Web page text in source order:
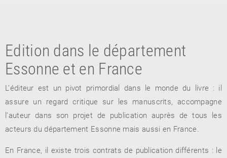
RETOUR
Edition dans le département
Essonne et en France
L’éditeur est un pivot primordial dans le monde du livre : il
assure un regard critique sur les manuscrits, accompagne
l’auteur dans son projet de publication auprès de tous les
acteurs du département Essonne mais aussi en France.
En France, il existe trois contrats de publication différents : le